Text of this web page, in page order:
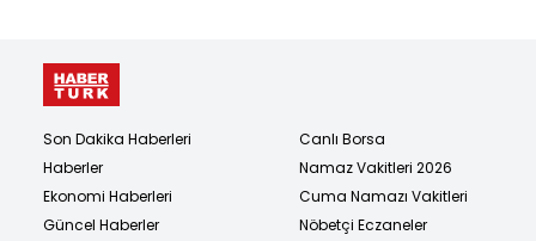
Son Dakika Haberleri
Haberler
Ekonomi Haberleri
Güncel Haberler
Canlı Borsa
Namaz Vakitleri 2026
Cuma Namazı Vakitleri
Nöbetçi Eczaneler